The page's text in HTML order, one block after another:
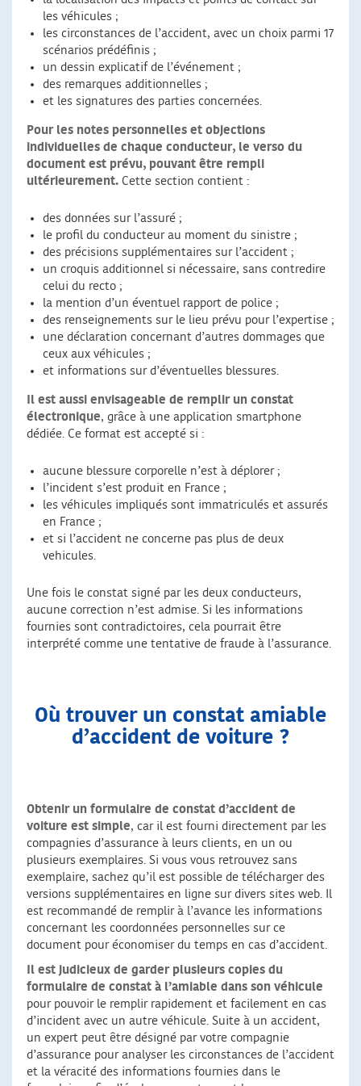
les véhicules ;
les circonstances de l’accident, avec un choix parmi 17
scénarios prédéfinis ;
un dessin explicatif de l’événement ;
des remarques additionnelles ;
et les signatures des parties concernées.
Pour les notes personnelles et objections
individuelles de chaque conducteur, le verso du
document est prévu, pouvant être rempli
ultérieurement. Cette section contient :
des données sur l’assuré ;
le profil du conducteur au moment du sinistre ;
des précisions supplémentaires sur l’accident ;
un croquis additionnel si nécessaire, sans contredire
celui du recto ;
la mention d’un éventuel rapport de police ;
des renseignements sur le lieu prévu pour l’expertise ;
une déclaration concernant d’autres dommages que
ceux aux véhicules ;
et informations sur d’éventuelles blessures.
Il est aussi envisageable de remplir un constat
électronique, grâce à une application smartphone
dédiée. Ce format est accepté si :
aucune blessure corporelle n’est à déplorer ;
l’incident s’est produit en France ;
les véhicules impliqués sont immatriculés et assurés
en France ;
et si l’accident ne concerne pas plus de deux
vehicules.
Une fois le constat signé par les deux conducteurs,
aucune correction n’est admise. Si les informations
fournies sont contradictoires, cela pourrait être
interprété comme une tentative de fraude à l’assurance.
Où trouver un constat amiable
d’accident de voiture ?
Obtenir un formulaire de constat d’accident de
voiture est simple, car il est fourni directement par les
compagnies d’assurance à leurs clients, en un ou
plusieurs exemplaires. Si vous vous retrouvez sans
exemplaire, sachez qu’il est possible de télécharger des
versions supplémentaires en ligne sur divers sites web. Il
est recommandé de remplir à l’avance les informations
concernant les coordonnées personnelles sur ce
document pour économiser du temps en cas d’accident.
Il est judicieux de garder plusieurs copies du
formulaire de constat à l’amiable dans son véhicule
pour pouvoir le remplir rapidement et facilement en cas
d’incident avec un autre véhicule. Suite à un accident,
un expert peut être désigné par votre compagnie
d’assurance pour analyser les circonstances de l’accident
et la véracité des informations fournies dans le